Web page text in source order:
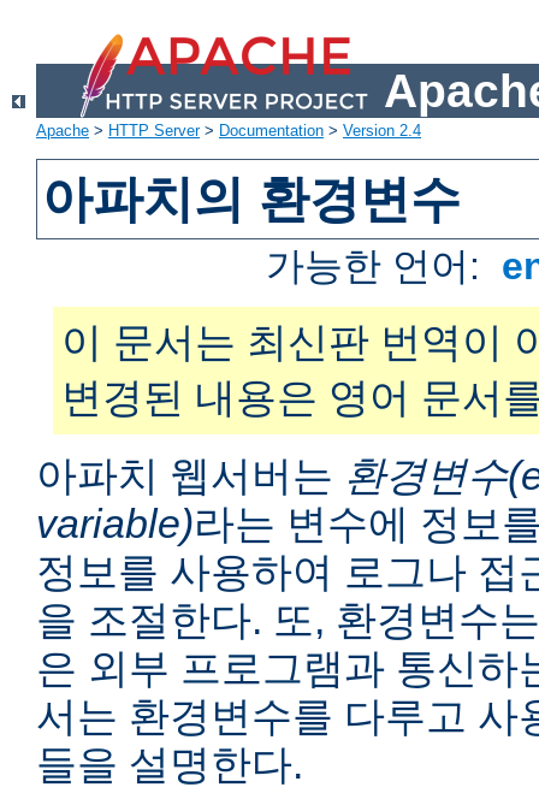
Apache > HTTP Server> Documentation > Version 2.4
아파치의 환경변수
가능한 언어:
이 문서는 최신판 번역이
변경된 내용은 영어 문서
아파치 웹서버는 환경변수
variable)라는 변수에 정보
정보를 사용하여 로그나 접
을 조절한다. 또, 환경변수
은 외부 프로그램과 통신하
서는 환경변수를 다루고 사
들을 설명한다.